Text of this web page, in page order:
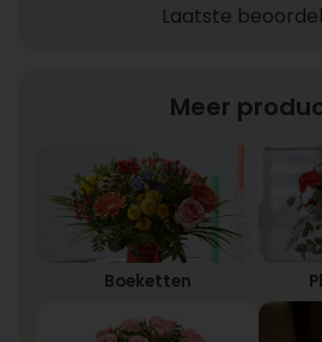
Laatste
Meer
Boeketten